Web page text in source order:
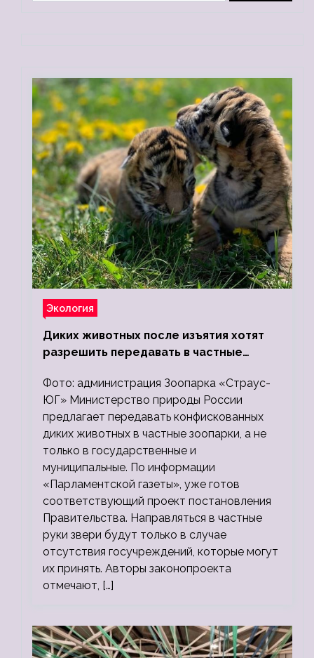
Экология
Диких животных после изъятия хотят
разрешить передавать в частные
Фото: администрация Зоопарка «Страус-
ЮГ» Министерство природы России
предлагает передавать конфискованных
диких животных в частные зоопарки, а не
только в государственные и
муниципальные. По информации
«Парламентской газеты», уже готов
соответствующий проект постановления
Правительства. Направляться в частные
руки звери будут только в случае
отсутствия госучреждений, которые могут
их принять. Авторы законопроекта
отмечают, […]